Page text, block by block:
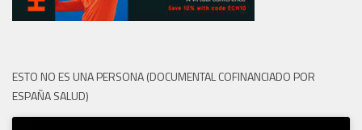
ESTO NO ES UNA PERSONA (DOCUMENTAL COFINANCIADO POR
ESPAÑA SALUD)